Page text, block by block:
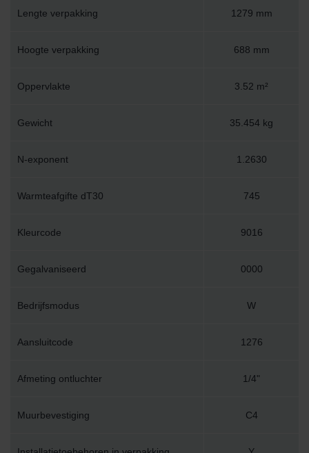
Lengte verpakking 1279 mm
Hoogte verpakking 688 mm
Oppervlakte 3.52 m²
Gewicht 35.454 kg
N-exponent 1.2630
Warmteafgifte dT30 745
Kleurcode 9016
Gegalvaniseerd 0000
Bedrijfsmodus W
Aansluitcode 1276
Afmeting ontluchter 1/4"
Muurbevestiging C4